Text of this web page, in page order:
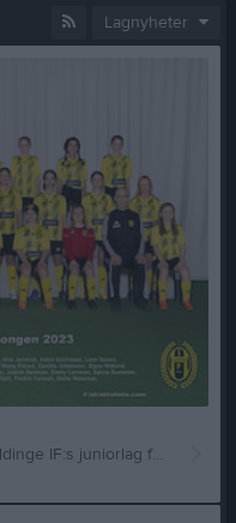
Lagnyheter
Välkommen till sidorna som tillhör Huddinge IF:s juniorlag för flickor födda 2012. Gruppen består av cirka 25 tjejer. Just nu har vi tillfälligt pausat nya spelare till truppen. Om ni har en tjej född 2012 som är intresserad av att spela fotboll hör ni av er till lagledaren för att bli uppskriven på väntelista så hör vi av oss när det återigen öppet för nya spelare. Kontaktuppgifter finns här på sidan.